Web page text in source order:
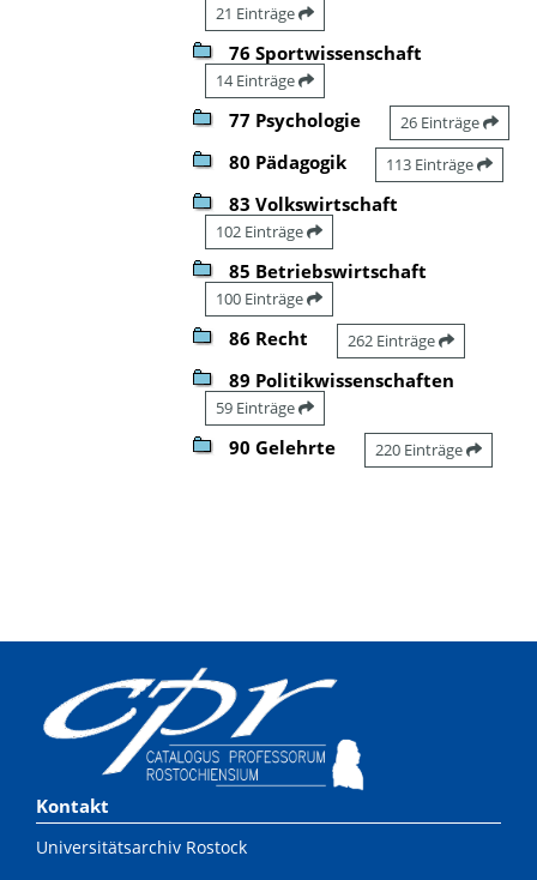
21 Einträge
76 Sportwissenschaft
14 Einträge
77 Psychologie 26 Einträge
80 Pädagogik 113 Einträge
83 Volkswirtschaft
102 Einträge
85 Betriebswirtschaft
100 Einträge
86 Recht 262 Einträge
89 Politikwissenschaften
59 Einträge
90 Gelehrte 220 Einträge
Kontakt
Universitätsarchiv Rostock